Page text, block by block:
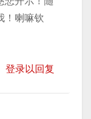
！喇嘛钦
登录以回复